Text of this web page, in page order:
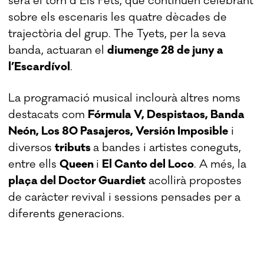
sobre els escenaris les quatre dècades de
trajectòria del grup. The Tyets, per la seva
banda, actuaran eldiumenge 28 de juny a
l’Escardívol.
La programació musical inclourà altres noms
destacats com Fórmula V, Despistaos, Banda
Neón, Los 80 Pasajeros, Versión Imposible i
diversostributsa bandes i artistes coneguts,
entre ellsQueen i El Canto del Loco. A més, la
plaça del Doctor Guardiet acollirà propostes
de caràcter revival i sessions pensades per a
diferents generacions.